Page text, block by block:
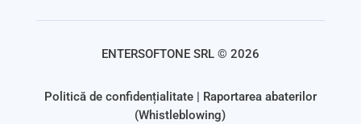
ENTERSOFTONE SRL © 2026
Politică de confidențialitate| Raportarea abaterilor
(Whistleblowing)